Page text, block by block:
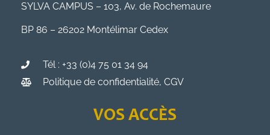
SYLVA CAMPUS – 103, Av. de Rochemaure
BP 86 – 26202 Montélimar Cedex
Tél : +33 (0)4 75 01 34 94
Politique de confidentialité, CGV
VOS ACCÈS